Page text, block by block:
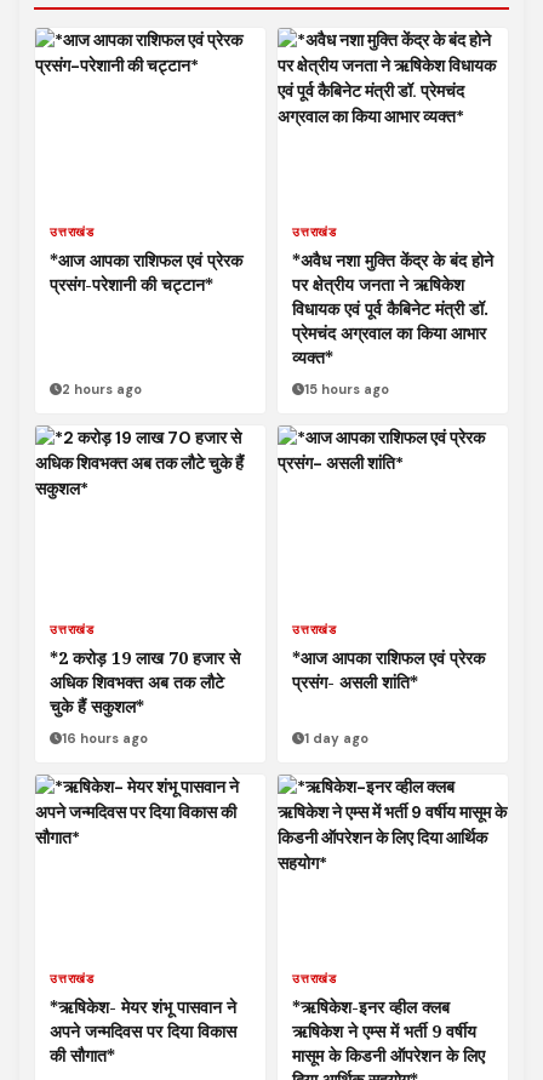
उत्तराखंड
*आज आपका राशिफल एवं प्रेरक
प्रसंग-परेशानी की चट्टान*
2 hours ago
उत्तराखंड
*अवैध नशा मुक्ति केंद्र के बंद होने
पर क्षेत्रीय जनता ने ऋषिकेश
विधायक एवं पूर्व कैबिनेट मंत्री डॉ.
प्रेमचंद अग्रवाल का किया आभार
व्यक्त*
15 hours ago
उत्तराखंड
*2 करोड़ 19 लाख 70 हजार से
अधिक शिवभक्त अब तक लौटे
चुके हैं सकुशल*
16 hours ago
उत्तराखंड
*आज आपका राशिफल एवं प्रेरक
प्रसंग- असली शांति*
1 day ago
उत्तराखंड
*ऋषिकेश- मेयर शंभू पासवान ने
अपने जन्मदिवस पर दिया विकास
की सौगात*
उत्तराखंड
*ऋषिकेश-इनर व्हील क्लब
ऋषिकेश ने एम्स में भर्ती 9 वर्षीय
मासूम के किडनी ऑपरेशन के लिए